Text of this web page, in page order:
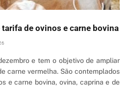
de ovinos e carne bovina
e tem o objetivo de ampliar
carne vermelha. São contemplados
e carne bovina, ovina, caprina e de